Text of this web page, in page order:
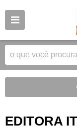
EDITORA